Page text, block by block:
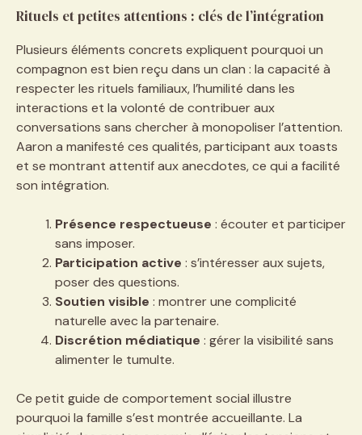
Rituels et petites attentions : clés de l’intégration
Plusieurs éléments concrets expliquent pourquoi un
compagnon est bien reçu dans un clan : la capacité à
respecter les rituels familiaux, l’humilité dans les
interactions et la volonté de contribuer aux
conversations sans chercher à monopoliser l’attention.
Aaron a manifesté ces qualités, participant aux toasts
et se montrant attentif aux anecdotes, ce qui a facilité
son intégration.
Présence respectueuse : écouter et participer
sans imposer.
Participation active : s’intéresser aux sujets,
poser des questions.
Soutien visible : montrer une complicité
naturelle avec la partenaire.
Discrétion médiatique : gérer la visibilité sans
alimenter le tumulte.
Ce petit guide de comportement social illustre
pourquoi la famille s’est montrée accueillante. La